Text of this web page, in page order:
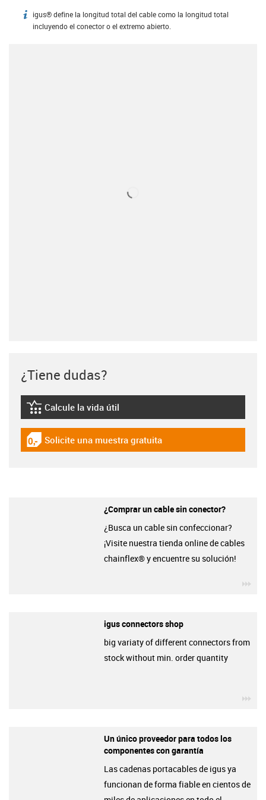
igus-icon-info
igus® define la longitud total del cable como la longitud total
incluyendo el conector o el extremo abierto.
¿Tiene dudas?
igus-icon-lebensdauerrechner
Calcule la vida útil
igus-icon-gratismuster
Solicite una muestra gratuita
¿Comprar un cable sin conector?
¿Busca un cable sin confeccionar?
¡Visite nuestra tienda online de cables
chainflex® y encuentre su solución!
igus connectors shop
big variaty of different connectors from
stock without min. order quantity
Un único proveedor para todos los
componentes con garantía
Las cadenas portacables de igus ya
funcionan de forma fiable en cientos de